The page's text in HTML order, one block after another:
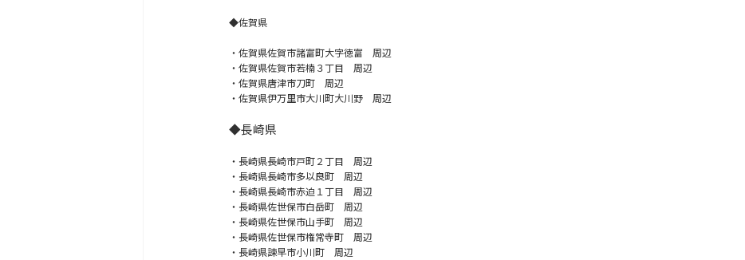
◆佐賀県
・佐賀県佐賀市諸富町大字徳富 周辺
・佐賀県佐賀市若楠３丁目 周辺
・佐賀県唐津市刀町 周辺
・佐賀県伊万里市大川町大川野 周辺
◆長崎県
・長崎県長崎市戸町２丁目 周辺
・長崎県長崎市多以良町 周辺
・長崎県長崎市赤迫１丁目 周辺
・長崎県佐世保市白岳町 周辺
・長崎県佐世保市山手町 周辺
・長崎県佐世保市権常寺町 周辺
・長崎県諫早市小川町 周辺